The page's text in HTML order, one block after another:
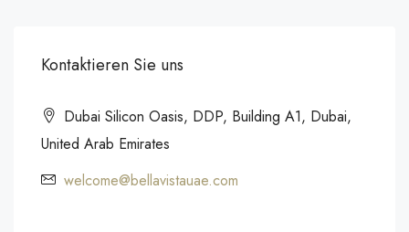
Kontaktieren Sie uns
Dubai Silicon Oasis, DDP, Building A1, Dubai,
United Arab Emirates
welcome@bellavistauae.com